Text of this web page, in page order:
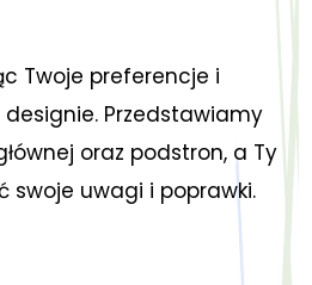
Twoje preferencje i
Przedstawiamy
oraz podstron, a Ty
swoje uwagi i poprawki.